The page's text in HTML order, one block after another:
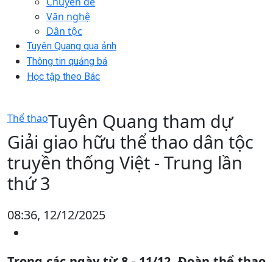
Văn nghệ
Dân tộc
Tuyên Quang qua ảnh
Thông tin quảng bá
Học tập theo Bác
Thể thaoTuyên Quang tham dự
Giải giao hữu thể thao dân tộc
truyền thống Việt - Trung lần
thứ 3
08:36, 12/12/2025